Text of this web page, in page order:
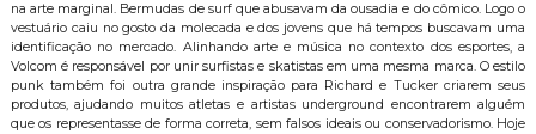
na arte marginal. Bermudas de surf que abusavam da ousadia e do cômico. Logo o
vestuário caiu no gosto da molecada e dos jovens que há tempos buscavam uma
identificação no mercado. Alinhando arte e música no contexto dos esportes, a
Volcom é responsável por unir surfistas e skatistas em uma mesma marca. O estilo
punk também foi outra grande inspiração para Richard e Tucker criarem seus
produtos, ajudando muitos atletas e artistas underground encontrarem alguém
que os representasse de forma correta, sem falsos ideais ou conservadorismo. Hoje